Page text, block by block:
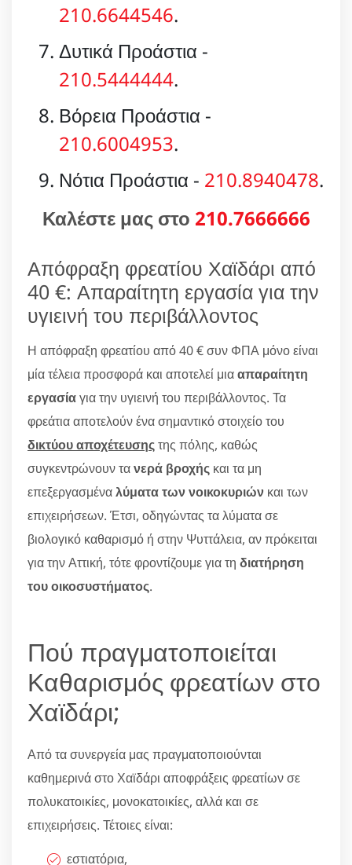
210.6644546.
Δυτικά Προάστια -
210.5444444.
Βόρεια Προάστια -
210.6004953.
Νότια Προάστια - 210.8940478.
Καλέστε μας στο 210.7666666
Απόφραξη φρεατίου Χαϊδάρι από
40 €: Απαραίτητη εργασία για την
υγιεινή του περιβάλλοντος
Η απόφραξη φρεατίου από 40 € συν ΦΠΑ μόνο είναι
μία τέλεια προσφορά και αποτελεί μιααπαραίτητη
εργασίαγια την υγιεινή του περιβάλλοντος. Τα
φρεάτια αποτελούν ένα σημαντικό στοιχείο του
δικτύου αποχέτευσηςτης πόλης, καθώς
συγκεντρώνουν τανερά βροχής και τα μη
επεξεργασμέναλύματα των νοικοκυριών και των
επιχειρήσεων. Έτσι, οδηγώντας τα λύματα σε
βιολογικό καθαρισμό ή στην Ψυττάλεια, αν πρόκειται
για την Αττική, τότε φροντίζουμε για τη διατήρηση
του οικοσυστήματος.
Πού πραγματοποιείται
Καθαρισμός φρεατίων στο
Χαϊδάρι;
Από τα συνεργεία μας πραγματοποιούνται
καθημερινά στο Χαϊδάρι αποφράξεις φρεατίων σε
πολυκατοικίες, μονοκατοικίες, αλλά και σε
επιχειρήσεις. Τέτοιες είναι:
εστιατόρια,